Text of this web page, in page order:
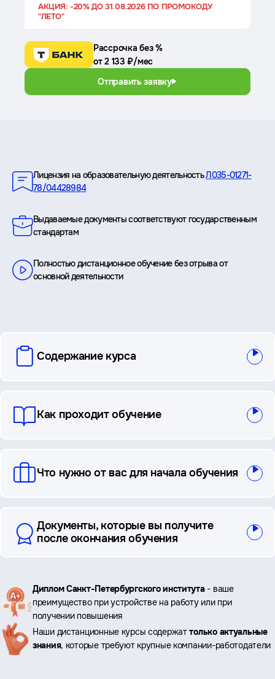
АКЦИЯ: -20% ДО 31.08.2026 ПО ПРОМОКОДУ
"ЛЕТО"
Рассрочка без %
от 2 133 ₽/мес
Отправить заявку
Лицензия на образовательную деятельностьЛ035-01271-
78/04428984
Выдаваемые документы соответствуют государственным
стандартам
Полностью дистанционное обучение без отрыва от
основной деятельности
вопросы
Содержание курса
Как проходит обучение
Что нужно от вас для начала обучения
Документы, которые вы получите
после окончания обучения
Ключевые
преимущества
Диплом Санкт-Петербургского института- ваше
преимущество при устройстве на работу или при
получении повышения
Наши дистанционные курсы содержаттолько актуальные
знания, которые требуют крупные компании-работодатели